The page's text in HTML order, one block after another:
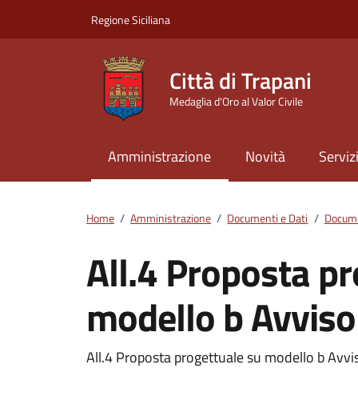
Regione Siciliana
Città di Trapani
Medaglia d'Oro al Valor Civile
Amministrazione Novità Servizi
Home / Amministrazione / Documenti e Dati /
All.4 Proposta
modello b
Dettagli del
All.4 Proposta progettuale su modello b